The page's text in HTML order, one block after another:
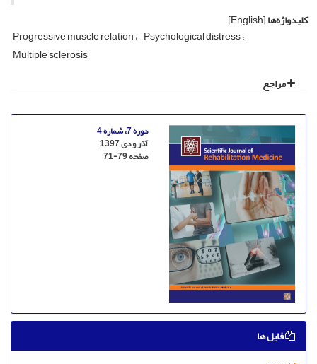
کلیدواژه‌ها[English]
Progressive muscle relation Psychological distress
Multiple sclerosis
مراجع
دوره 7، شماره 4
آذر و دی 1397
صفحه71-79
فایل ها